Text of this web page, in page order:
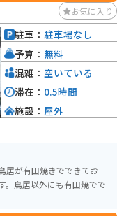
も楽しめます。飲食施設も
を過ごすことができる素
お気に入り
居が有田焼きでできてお
。鳥居以外にも有田焼でで
駐車： 駐車場なし
予算： 無料
混雑： 空いている
滞在： 0.5時間
施設： 屋外